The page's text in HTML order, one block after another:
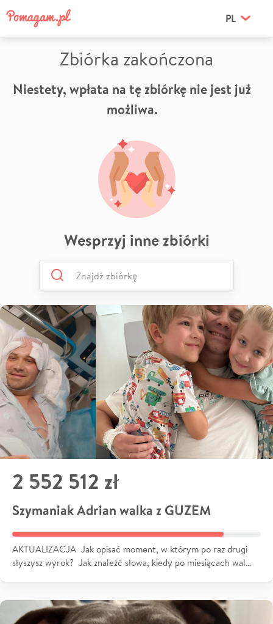
PL
Zbiórka zakończona
Niestety, wpłata na tę zbiórkę nie jest już
możliwa.
Wesprzyj inne zbiórki
2 552 512 zł
Szymaniak Adrian walka z GUZEM
AKTUALIZACJA Jak opisać moment, w którym po raz drugi
słyszysz wyrok? Jak znaleźć słowa, kiedy po miesiącach wal…